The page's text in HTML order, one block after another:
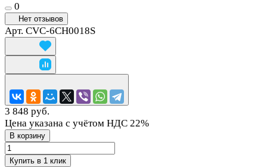
0
Нет отзывов
Арт. CVC-6CH0018S
3 848 руб.
Цена указана с учётом НДС 22%
В корзину
Купить в 1 клик